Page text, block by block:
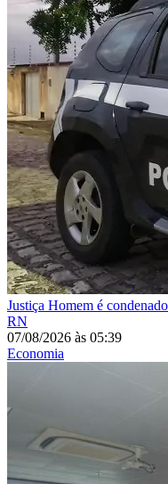
Justiça Homem é
RN
07/08/2026 às 05:39
Economia